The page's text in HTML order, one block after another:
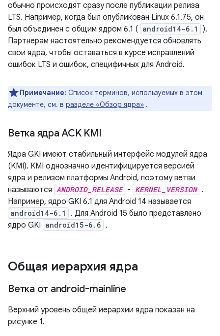
обычно происходят сразу после публикации релиза
LTS. Например, когда был опубликован Linux 6.1.75, он
был объединен с общим ядром 6.1 ( android14-6.1
).
Партнерам настоятельно рекомендуется обновлять
свои ядра, чтобы оставаться в курсе исправлений
ошибок LTS и ошибок, специфичных для Android.
Примечание: Список терминов, используемых в этом
документе, см. в разделе «Обзор ядра» .
Ветка ядра ACK KMI
Ядра GKI имеют стабильный интерфейс модулей ядра
(KMI). KMI однозначно идентифицируется версией
ядра и релизом платформы Android, поэтому ветви
называются ANDROID_RELEASE - KERNEL_VERSION .
Например, ядро ​​GKI 6.1 для Android 14 называется
android14-6.1
. Для Android 15 было представлено
ядро ​​GKI android15-6.6 .
Общая иерархия ядра
Ветка от android-mainline
Верхний уровень общей иерархии ядра показан на
рисунке 1.